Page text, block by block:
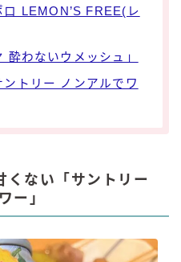
LEMON’S FREE(レ
酔わないウメッシュ」
トリー ノンアルでワ
くない「サントリー
ー」